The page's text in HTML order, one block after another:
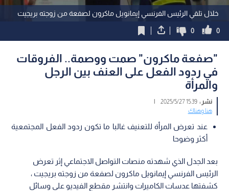
خلال تلقي الرئيس الفرنسي إيمانويل ماكرون لصفعة من زوجته بريجيت
0
0
"صفعة ماكرون" صمت ووصمة.. الفروقات
في ردود الفعل على العنف بين الرجل
والمرأة
نشر :15:39 2025/5/27
|
هنا وهناك
عند تعرض المرأة للتعنيف غالبا ما تكون ردود الفعل المجتمعية
أكثر وضوحا
بعد الجدل الذي شهدته منصات التواصل الاجتماعي إثر تعرض
الرئيس الفرنسي إيمانويل ماكرون لصفعة من زوجته بريجيت ،
كشفتها عدسات الكاميرات وانتشر مقطع الفيديو على وسائل